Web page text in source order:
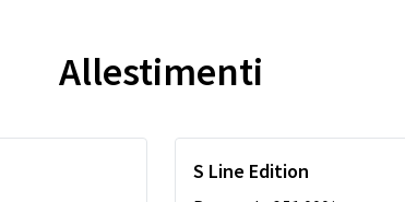
Allestimenti
S Line Edition